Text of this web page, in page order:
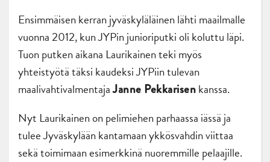
Ensimmäisen kerran jyväskyläläinen lähti maailmalle
vuonna 2012, kun JYPin junioriputki oli koluttu läpi.
Tuon putken aikana Laurikainen teki myös
yhteistyötä täksi kaudeksi JYPiin tulevan
maalivahtivalmentajaJanne Pekkarisenkanssa.
Nyt Laurikainen on pelimiehen parhaassa iässä ja
tulee Jyväskylään kantamaan ykkösvahdin viittaa
sekä toimimaan esimerkkinä nuoremmille pelaajille.